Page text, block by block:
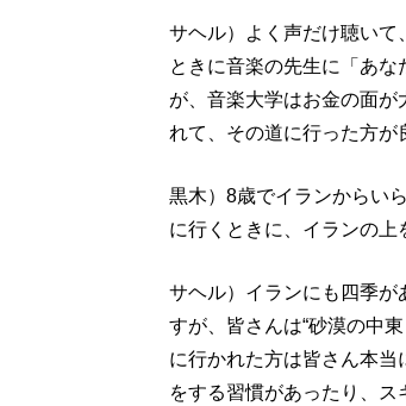
サヘル）よく声だけ聴い
ときに音楽の先生に「あ
が、音楽大学はお金の面
れて、その道に行った方が
黒木）8歳でイランからい
に行くときに、イランの上
サヘル）イランにも四季
すが、皆さんは“砂漠の中
に行かれた方は皆さん本
をする習慣があったり、